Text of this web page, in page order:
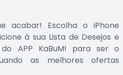
acabar! Escolha o iPhone
à sua Lista de Desejos e
APP KaBuM! para ser o
as melhores ofertas